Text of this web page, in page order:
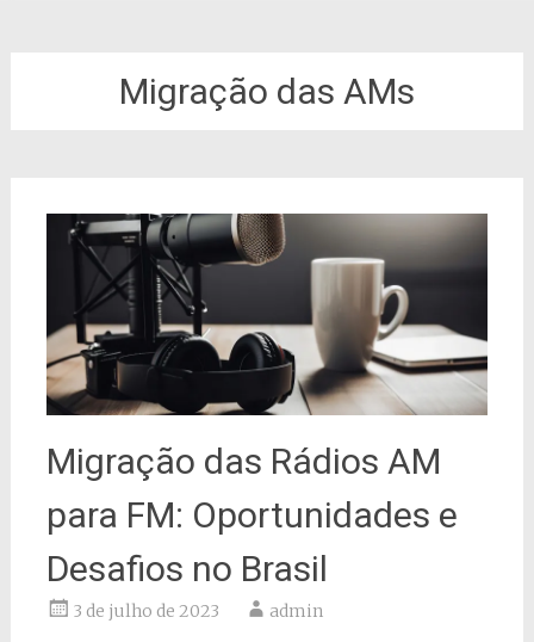
Migração das AMs
Migração das Rádios AM
para FM: Oportunidades e
Desafios no Brasil
3 de julho de 2023 admin